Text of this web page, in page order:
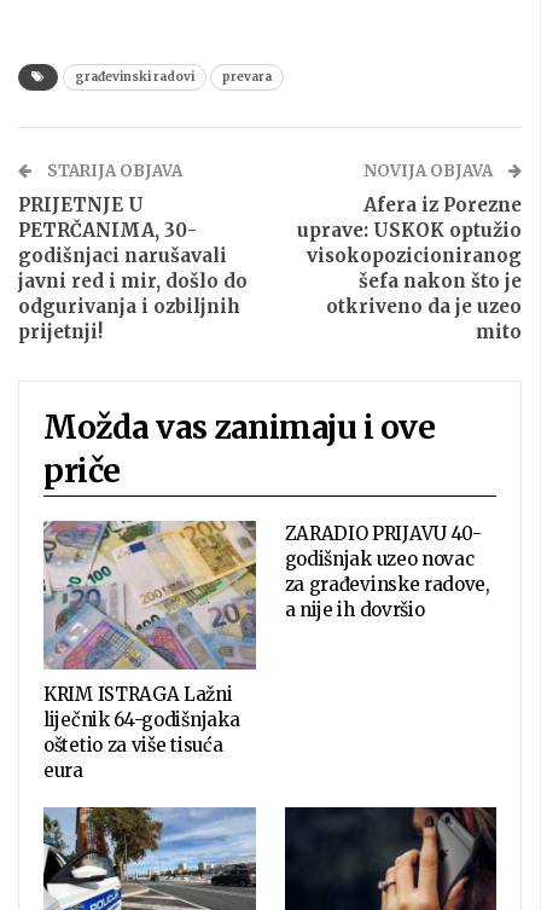
građevinski radovi prevara
STARIJA OBJAVA
PRIJETNJE U
PETRČANIMA, 30-
godišnjaci narušavali
javni red i mir, došlo do
odgurivanja i ozbiljnih
prijetnji!
NOVIJA OBJAVA
Afera iz Porezne
uprave: USKOK optužio
visokopozicioniranog
šefa nakon što je
otkriveno da je uzeo
mito
Možda vas zanimaju i ove
priče
KRIM ISTRAGA Lažni
liječnik 64-godišnjaka
oštetio za više tisuća
eura
ZARADIO PRIJAVU 40-
godišnjak uzeo novac
za građevinske radove,
a nije ih dovršio